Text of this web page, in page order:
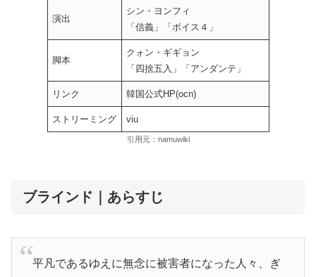
演出
シン・ヨンフィ
「信義」「ボイス４」
脚本
クォン・ギギョン
「四捨五入」「アンダンテ」
リンク 韓国公式HP(ocn)
ストリーミング viu
引用元：namuwiki
ブラインド｜あらすじ
平凡であるゆえに無念に被害者になった人々、ぎ